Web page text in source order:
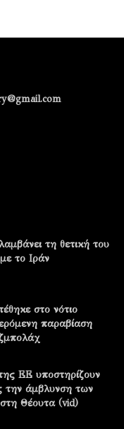
τη θετική του
το Ιράν
στο νότιο
παραβίαση
ΕΕ υποστηρίζουν
την άμβλυνση των
Θέουτα (vid)